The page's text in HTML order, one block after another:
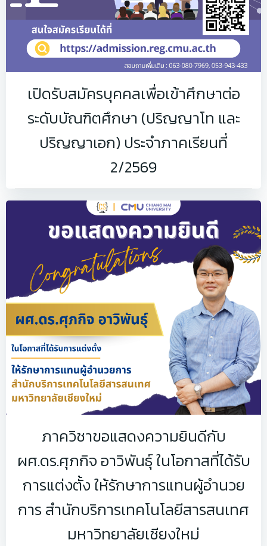
เปิดรับสมัครบุคคลเพื่อเข้าศึกษาต่อ
ระดับบัณฑิตศึกษา (ปริญญาโท และ
ปริญญาเอก) ประจำภาคเรียนที่
2/2569
ภาควิชาขอแสดงความยินดีกับ
ผศ.ดร.ศุภกิจ อาวิพันธุ์ ในโอกาสที่ได้รับ
การแต่งตั้ง ให้รักษาการแทนผู้อำนวย
การ สำนักบริการเทคโนโลยีสารสนเทศ
มหาวิทยาลัยเชียงใหม่